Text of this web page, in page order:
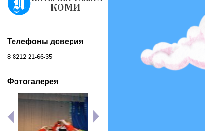
Телефоны доверия
8 8212 21-66-35
Фотогалерея